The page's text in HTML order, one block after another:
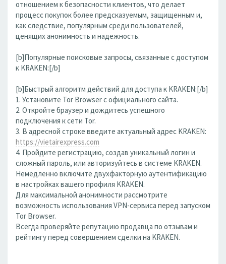
отношением к безопасности клиентов, что делает
процесс покупок более предсказуемым, защищенным и,
как следствие, популярным среди пользователей,
ценящих анонимность и надежность.
[b]Популярные поисковые запросы, связанные с доступом
к KRAKEN:[/b]
[b]Быстрый алгоритм действий для доступа к KRAKEN:[/b]
1. Установите Tor Browser с официального сайта.
2. Откройте браузер и дождитесь успешного
подключения к сети Tor.
3. В адресной строке введите актуальный адрес KRAKEN:
https://vietairexpress.com
4. Пройдите регистрацию, создав уникальный логин и
сложный пароль, или авторизуйтесь в системе KRAKEN.
Немедленно включите двухфакторную аутентификацию
в настройках вашего профиля KRAKEN.
Для максимальной анонимности рассмотрите
возможность использования VPN-сервиса перед запуском
Tor Browser.
Всегда проверяйте репутацию продавца по отзывам и
рейтингу перед совершением сделки на KRAKEN.